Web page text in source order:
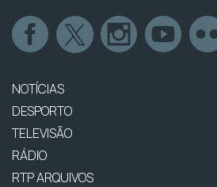
NOTÍCIAS
DESPORTO
TELEVISÃO
RÁDIO
RTP ARQUIVOS